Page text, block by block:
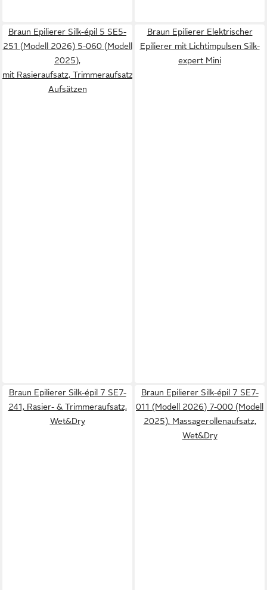
Braun Epilierer Silk-épil 5 SE5-
251 (Modell 2026) 5-060 (Modell
2025),
mit Rasieraufsatz, Trimmeraufsatz und Peeling
Aufsätzen
Braun Epilierer Elektrischer
Epilierer mit Lichtimpulsen Silk-
expert Mini
Braun Epilierer Silk-épil 7 SE7-
241, Rasier- & Trimmeraufsatz,
Wet&Dry
Braun Epilierer Silk-épil 7 SE7-
011 (Modell 2026) 7-000 (Modell
2025), Massagerollenaufsatz,
Wet&Dry